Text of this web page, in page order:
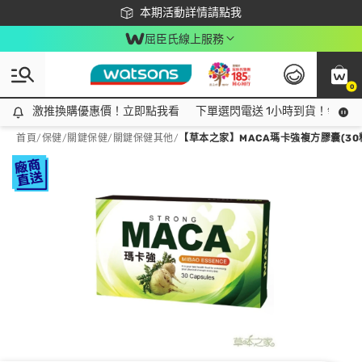
本期活動詳情請點我
下載app最高回饋$350
屈臣氏線上服務
0
激推換購優惠價！立即點我看
激推換購優惠價！立即點我看 下單選閃電送 1小時到貨！領神
首頁/保健/ 關鍵保健/ 關鍵保健其他/ 【草本之家】MACA瑪卡強複方膠囊